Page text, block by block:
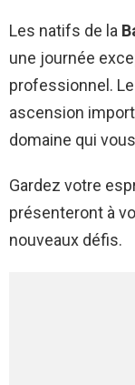
Les natifs de la
une journée
professionnel.
ascension
domaine qui
Gardez votre
présenteront à
nouveaux défis.